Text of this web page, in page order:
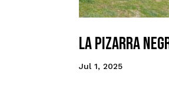
La Pizarra
Jul 1, 2025